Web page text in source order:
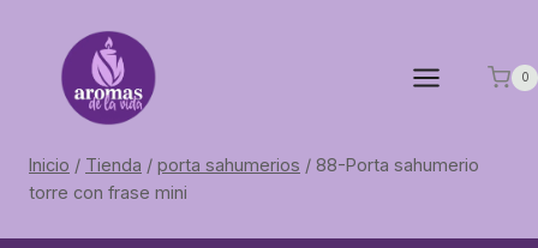
contenido
0
Inicio / Tienda / porta sahumerios / 88-Porta sahumerio
torre con frase mini